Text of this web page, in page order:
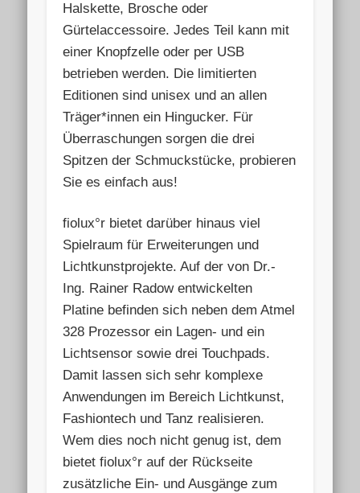
Halskette, Brosche oder
Gürtelaccessoire. Jedes Teil kann mit
einer Knopfzelle oder per USB
betrieben werden. Die limitierten
Editionen sind unisex und an allen
Träger*innen ein Hingucker. Für
Überraschungen sorgen die drei
Spitzen der Schmuckstücke, probieren
Sie es einfach aus!
fiolux°r bietet darüber hinaus viel
Spielraum für Erweiterungen und
Lichtkunstprojekte. Auf der von Dr.-
Ing. Rainer Radow entwickelten
Platine befinden sich neben dem Atmel
328 Prozessor ein Lagen- und ein
Lichtsensor sowie drei Touchpads.
Damit lassen sich sehr komplexe
Anwendungen im Bereich Lichtkunst,
Fashiontech und Tanz realisieren.
Wem dies noch nicht genug ist, dem
bietet fiolux°r auf der Rückseite
zusätzliche Ein- und Ausgänge zum